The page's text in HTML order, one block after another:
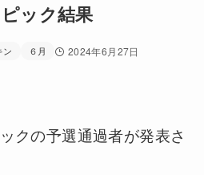
ック結果
ン ６月 2024年6月27日
クの予選通過者が発表さ